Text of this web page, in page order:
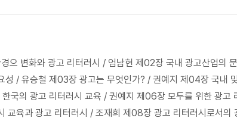
으 변화와 광고 리터러시 / 엄남현 제02장 국내 광고산업의
성 / 유승철 제03장 광고는 무엇인가? / 권예지 제04장 국내
국의 광고 리터러시 교육 / 권예지 제06장 모두를 위한 광고
교육과 광고 리터러시 / 조재희 제08장 광고 리터러시로서의